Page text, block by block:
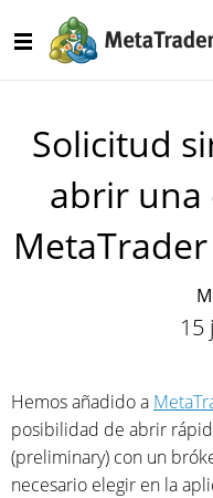
Solicitud
abrir una
15
Hemos añadido a
posibilidad de abrir
(preliminary) con un
necesario elegir en la